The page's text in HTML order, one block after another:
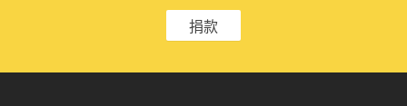
捐款